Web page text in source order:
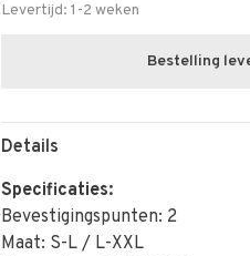
Levertijd: 1-2 weken
Bestelling
Details
Specificaties:
Bevestigingspunten: 2
Maat: S-L / L-XXL